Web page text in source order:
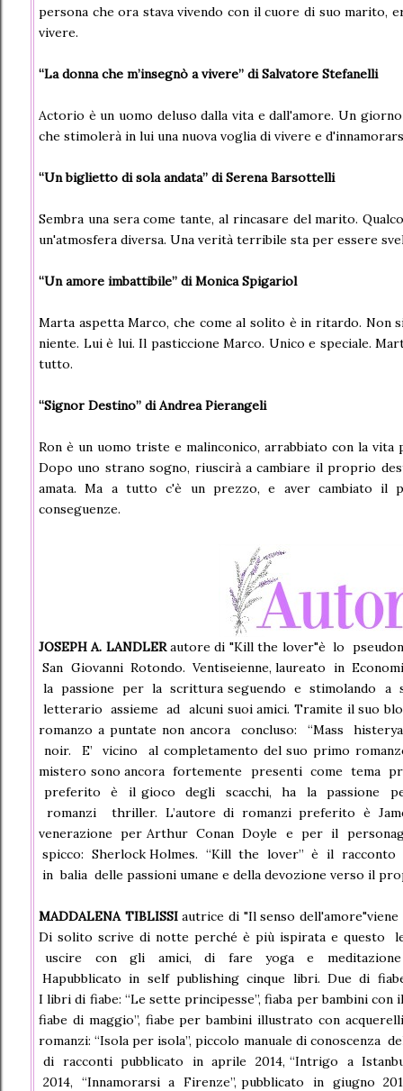
persona che ora stava vivendo con il cuore di suo marito,
vivere.
“La donna che m’insegnò a vivere” di Salvatore Stefanelli
Actorio è un uomo deluso dalla vita e dall'amore. Un
che stimolerà in lui una nuova voglia di vivere e
“Un biglietto di sola andata” di Serena Barsottelli
Sembra una sera come tante, al rincasare del marito.
un'atmosfera diversa. Una verità terribile sta per essere
“Un amore imbattibile” di Monica Spigariol
Marta aspetta Marco, che come al solito è in ritardo. Non
niente. Lui è lui. Il pasticcione Marco. Unico e speciale.
tutto.
“Signor Destino” di Andrea Pierangeli
Ron è un uomo triste e malinconico, arrabbiato con la
Dopo uno strano sogno, riuscirà a cambiare il proprio
amata. Ma a tutto c'è un prezzo, e aver cambiato
conseguenze.
JOSEPH A. LANDLERautore di "Kill the lover"è lo
San Giovanni Rotondo. Ventiseienne, laureato in
la passione per la scrittura seguendo e stimolando
letterario assieme ad alcuni suoi amici. Tramite il suo
romanzo a puntate non ancora concluso: “Mass
noir. E’ vicino al completamento del suo primo
mistero sono ancora fortemente presenti come tema
preferito è il gioco degli scacchi, ha la passione
romanzi thriller. L’autore di romanzi preferito è
venerazione per Arthur Conan Doyle e per il
spicco: Sherlock Holmes. “Kill the lover” è il
in balia delle passioni umane e della devozione verso il
MADDALENA TIBLISSI autrice di "Il senso
Di solito scrive di notte perché è più ispirata e
uscire con gli amici, di fare yoga e
Hapubblicato in self publishing cinque libri. Due di
I libri di fiabe: “Le sette principesse”, fiaba per bambini con
fiabe di maggio”, fiabe per bambini illustrato con
romanzi: “Isola per isola”, piccolo manuale di
di racconti pubblicato in aprile 2014, “Intrigo a
2014, “Innamorarsi a Firenze”, pubblicato in giugno